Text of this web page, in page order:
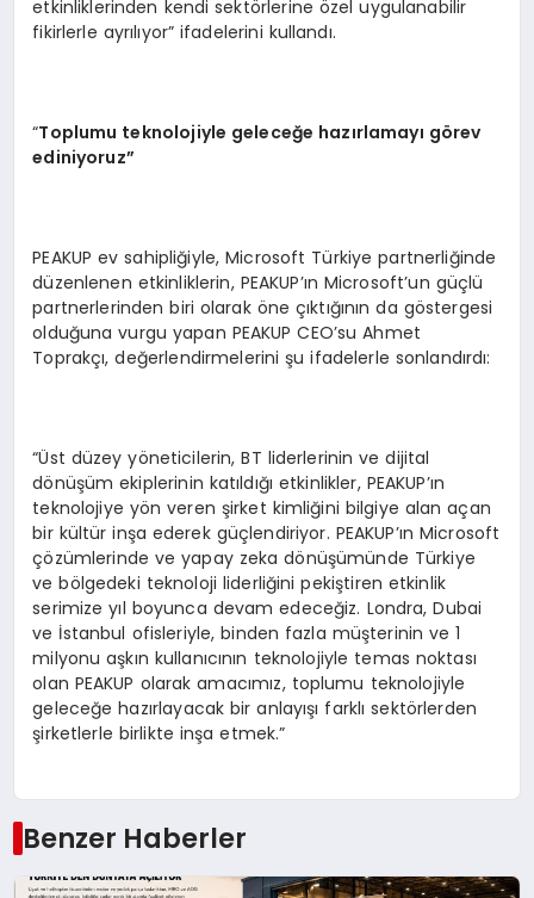
etkinliklerinden kendi sektörlerine özel uygulanabilir
fikirlerle ayrılıyor” ifadelerini kullandı.
“Toplumu teknolojiyle geleceğe hazırlamayı görev
ediniyoruz”
PEAKUP ev sahipliğiyle, Microsoft Türkiye partnerliğinde
düzenlenen etkinliklerin, PEAKUP’ın Microsoft’un güçlü
partnerlerinden biri olarak öne çıktığının da göstergesi
olduğuna vurgu yapan PEAKUP CEO’su Ahmet
Toprakçı, değerlendirmelerini şu ifadelerle sonlandırdı:
“Üst düzey yöneticilerin, BT liderlerinin ve dijital
dönüşüm ekiplerinin katıldığı etkinlikler, PEAKUP’ın
teknolojiye yön veren şirket kimliğini bilgiye alan açan
bir kültür inşa ederek güçlendiriyor. PEAKUP’ın Microsoft
çözümlerinde ve yapay zeka dönüşümünde Türkiye
ve bölgedeki teknoloji liderliğini pekiştiren etkinlik
serimize yıl boyunca devam edeceğiz. Londra, Dubai
ve İstanbul ofisleriyle, binden fazla müşterinin ve 1
milyonu aşkın kullanıcının teknolojiyle temas noktası
olan PEAKUP olarak amacımız, toplumu teknolojiyle
geleceğe hazırlayacak bir anlayışı farklı sektörlerden
şirketlerle birlikte inşa etmek.”
Benzer Haberler